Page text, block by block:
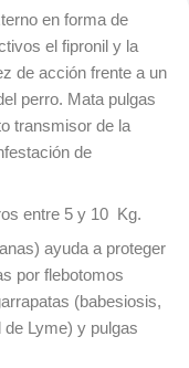
en forma de
el fipronil y la
de acción frente a un
perro. Mata pulgas
transmisor de la
de
entre 5 y 10 Kg.
ayuda a proteger
por flebotomos
(babesiosis,
Lyme) y pulgas